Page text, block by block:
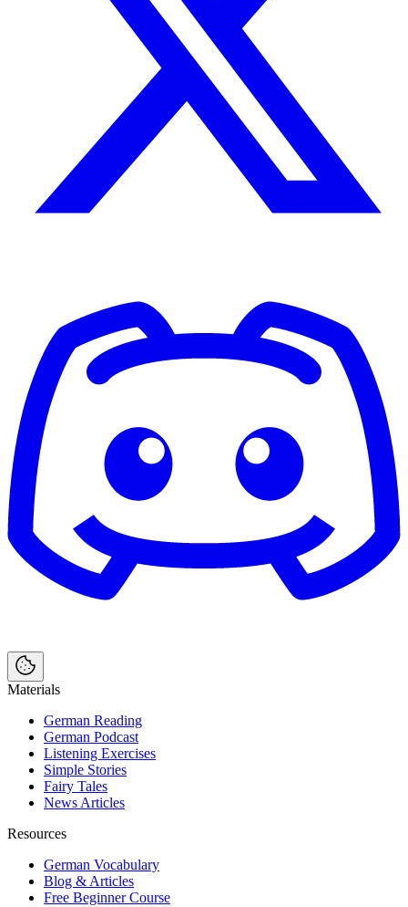
Materials
German Reading
German Podcast
Listening Exercises
Simple Stories
Fairy Tales
News Articles
Resources
German Vocabulary
Blog & Articles
Free Beginner Course